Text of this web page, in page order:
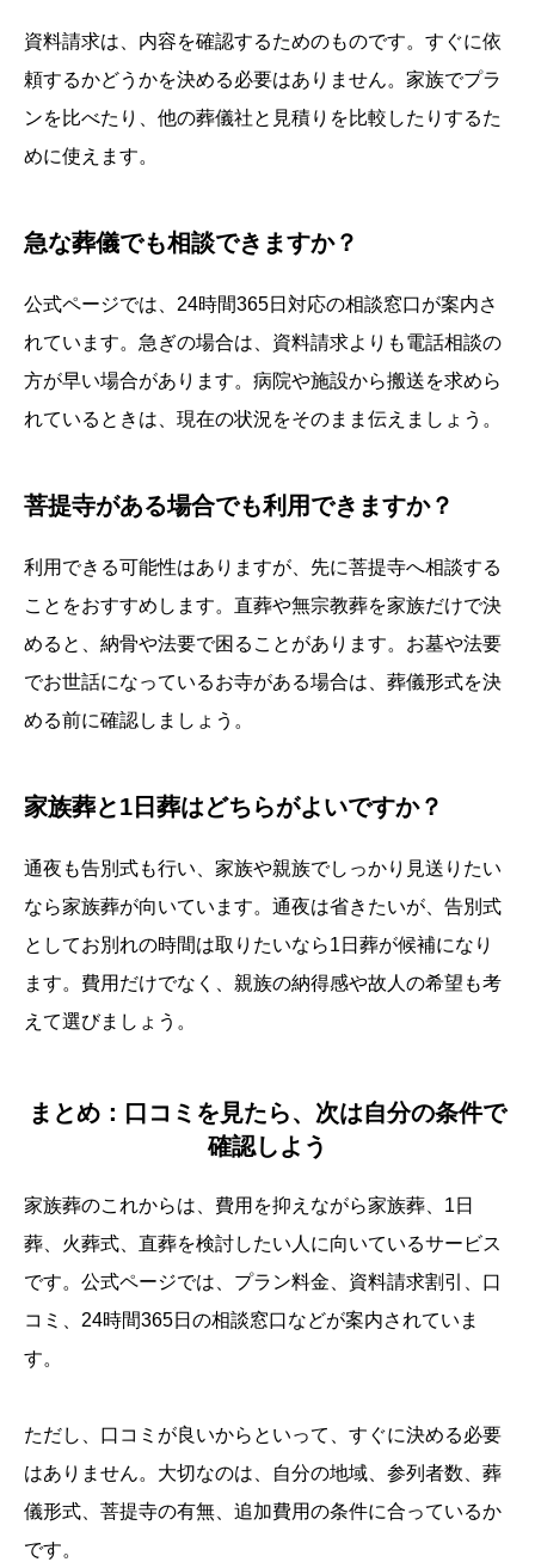
資料請求は、内容を確認するためのものです。すぐに依
頼するかどうかを決める必要はありません。家族でプラ
ンを比べたり、他の葬儀社と見積りを比較したりするた
めに使えます。
急な葬儀でも相談できますか？
公式ページでは、24時間365日対応の相談窓口が案内さ
れています。急ぎの場合は、資料請求よりも電話相談の
方が早い場合があります。病院や施設から搬送を求めら
れているときは、現在の状況をそのまま伝えましょう。
菩提寺がある場合でも利用できますか？
利用できる可能性はありますが、先に菩提寺へ相談する
ことをおすすめします。直葬や無宗教葬を家族だけで決
めると、納骨や法要で困ることがあります。お墓や法要
でお世話になっているお寺がある場合は、葬儀形式を決
める前に確認しましょう。
家族葬と1日葬はどちらがよいですか？
通夜も告別式も行い、家族や親族でしっかり見送りたい
なら家族葬が向いています。通夜は省きたいが、告別式
としてお別れの時間は取りたいなら1日葬が候補になり
ます。費用だけでなく、親族の納得感や故人の希望も考
えて選びましょう。
まとめ：口コミを見たら、次は自分の条件で
確認しよう
家族葬のこれからは、費用を抑えながら家族葬、1日
葬、火葬式、直葬を検討したい人に向いているサービス
です。公式ページでは、プラン料金、資料請求割引、口
コミ、24時間365日の相談窓口などが案内されていま
す。
ただし、口コミが良いからといって、すぐに決める必要
はありません。大切なのは、自分の地域、参列者数、葬
儀形式、菩提寺の有無、追加費用の条件に合っているか
です。